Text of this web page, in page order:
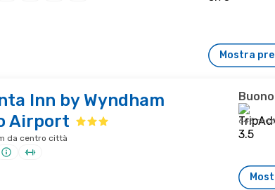
Mostra
Inn by Wyndham
Airport
da centro città
Buono
643